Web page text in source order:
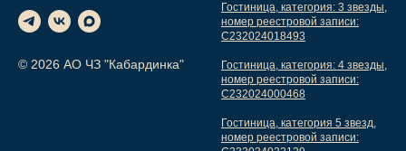
© 2026 АО ЧЗ "Кабардинка"
Гостиница, категория: 3 звезды,
номер реестровой записи:
С232024018493
Гостиница, категория: 4 звезды,
номер реестровой записи:
С232024000468
Гостиница, категория 5 звезд,
номер реестровой записи: